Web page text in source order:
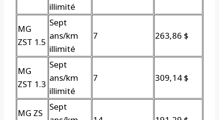
illimité
MG
ZST 1.5
Sept
ans/km
illimité
7 263,86 $
MG
ZST 1.3
Sept
ans/km
illimité
7 309,14 $
MG ZS
Sept